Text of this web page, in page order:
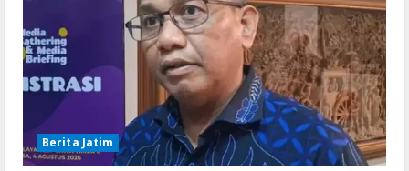
Berita Jatim